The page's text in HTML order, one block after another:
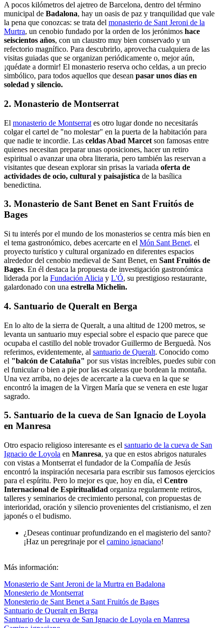
A pocos kilómetros del ajetreo de Barcelona, dentro del término
municipal de Badalona, hay un oasis de paz y tranquilidad que vale
la pena que conozcas: se trata del monasterio de Sant Jeroni de la
Murtra, un cenobio fundado por la orden de los jerónimos hace
seiscientos años, con un claustro muy bien conservado y un
refectorio magnífico. Para descubrirlo, aprovecha cualquiera de las
visitas guiadas que se organizan periódicamente o, mejor aún,
¡quédate a dormir! El monasterio reserva ocho celdas, a un precio
simbólico, para todos aquellos que desean pasar unos días en
soledad y silencio.
2. Monasterio de Montserrat
El monasterio de Montserrat es otro lugar donde no necesitarás
colgar el cartel de "no molestar" en la puerta de la habitación para
que nadie te incordie. Las celdas Abad Marcet son famosas entre
quienes necesitan preparar unas oposiciones, hacer un retiro
espiritual o avanzar una obra literaria, pero también las reservan a
visitantes que desean explorar sin prisas la variada oferta de
actividades de ocio, cultural y paisajística de la basílica
benedictina.
3. Monasterio de Sant Benet en Sant Fruitós de
Bages
Si tu interés por el mundo de los monasterios se centra más bien en
el tema gastronómico, debes acercarte en el Món Sant Benet, el
proyecto turístico y cultural organizado en diferentes espacios
alrededor del cenobio medieval de Sant Benet, en Sant Fruitós de
Bages. En él destaca la propuesta de investigación gastronómica
liderada por la Fundación Alicia y L'Ó, su prestigioso restaurante,
galardonado con una estrella Michelin.
4. Santuario de Queralt en Berga
En lo alto de la sierra de Queralt, a una altitud de 1200 metros, se
levanta un santuario muy especial sobre el espacio que parece que
ocupaba el castillo del noble trovador Guillermo de Berguedà. Nos
referimos, evidentemente, al santuario de Queralt. Conocido como
el "balcón de Cataluña" por sus vistas increíbles, puedes subir con
el funicular o bien a pie por las escaleras que bordean la montaña.
Una vez arriba, no dejes de acercarte a la cueva en la que se
encontró la imagen de la Virgen María que se venera en este lugar
sagrado.
5. Santuario de la cueva de San Ignacio de Loyola
en Manresa
Otro espacio religioso interesante es el santuario de la cueva de San
Ignacio de Loyola en Manresa, ya que en estos abrigos naturales
con vistas a Montserrat el fundador de la Compañía de Jesús
encontró la inspiración necesaria para escribir sus famosos ejercicios
para el espíritu. Pero lo mejor es que, hoy en día, el Centro
Internacional de Espiritualidad organiza regularmente retiros,
talleres y seminarios de crecimiento personal, con propuestas de
interioridad, oración y silencio provenientes del cristianismo, el zen
japonés o el budismo.
¿Deseas continuar profundizando en el magisterio del santo?
¡Haz un peregrinaje por el camino ignaciano!
Más información:
Monasterio de Sant Jeroni de la Murtra en Badalona
Monesterio de Montserrat
Monesterio de Sant Benet a Sant Fruitós de Bages
Santuario de Queralt en Berga
Santuario de la cueva de San Ignacio de Loyola en Manresa